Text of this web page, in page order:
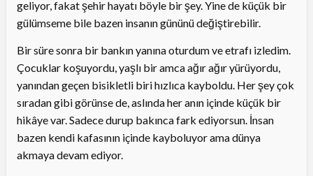
geliyor, fakat şehir hayatı böyle bir şey. Yine de küçük bir
gülümseme bile bazen insanın gününü değiştirebilir.
Bir süre sonra bir bankın yanına oturdum ve etrafı izledim.
Çocuklar koşuyordu, yaşlı bir amca ağır ağır yürüyordu,
yanından geçen bisikletli biri hızlıca kayboldu. Her şey çok
sıradan gibi görünse de, aslında her anın içinde küçük bir
hikâye var. Sadece durup bakınca fark ediyorsun. İnsan
bazen kendi kafasının içinde kayboluyor ama dünya
akmaya devam ediyor.